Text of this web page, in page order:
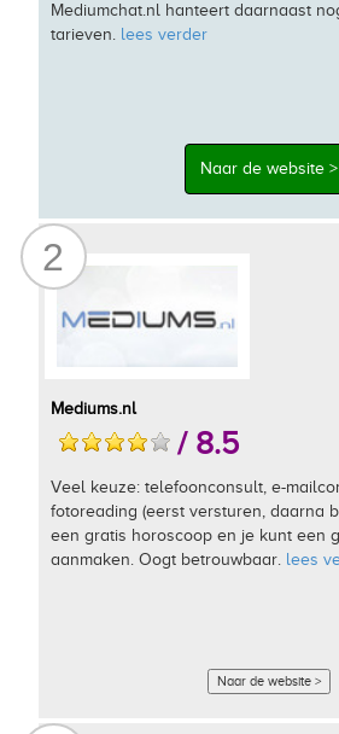
Mediumchat.nl hanteert daarnaast
tarieven. lees verder
Naar de website >
2
Mediums.nl
/ 8.5
Veel keuze: telefoonconsult, e-
fotoreading (eerst versturen, daarna
een gratis horoscoop en je kunt een
aanmaken. Oogt betrouwbaar. lees
Naar de website >